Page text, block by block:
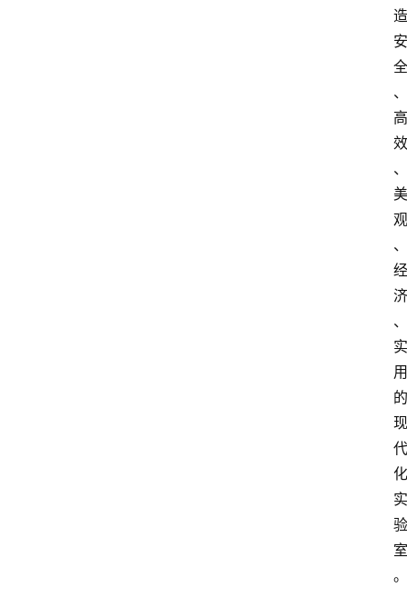
造
安
全
、
高
效
、
美
观
、
经
济
、
实
用
的
现
代
化
实
验
室
。